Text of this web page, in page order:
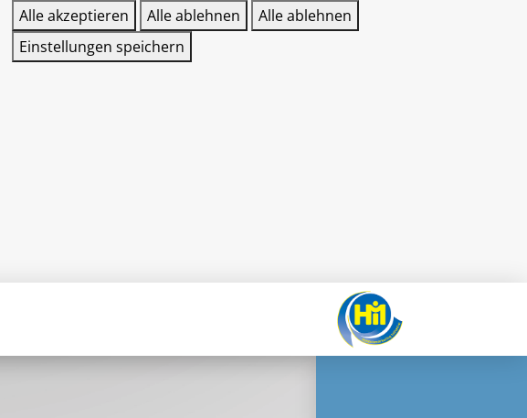
Alle akzeptieren Alle ablehnen
Alle ablehnen
Einstellungen speichern